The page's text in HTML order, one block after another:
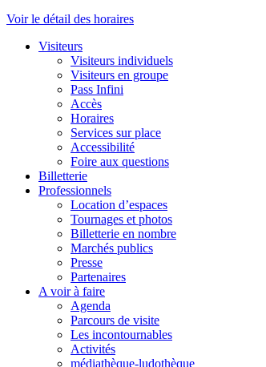
Voir le détail des horaires
Visiteurs
Visiteurs individuels
Visiteurs en groupe
Pass Infini
Accès
Horaires
Services sur place
Accessibilité
Foire aux questions
Billetterie
Professionnels
Location d’espaces
Tournages et photos
Billetterie en nombre
Marchés publics
Presse
Partenaires
A voir à faire
Agenda
Parcours de visite
Les incontournables
Activités
médiathèque-ludothèque